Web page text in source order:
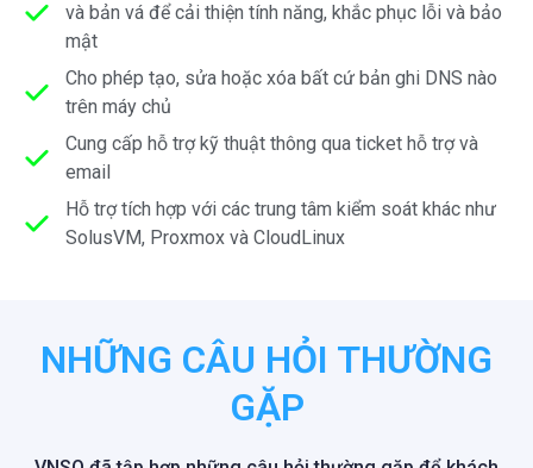
và bản vá để cải thiện tính năng, khắc phục lỗi và bảo
mật
Cho phép tạo, sửa hoặc xóa bất cứ bản ghi DNS nào
trên máy chủ
Cung cấp hỗ trợ kỹ thuật thông qua ticket hỗ trợ và
email
Hỗ trợ tích hợp với các trung tâm kiểm soát khác như
SolusVM, Proxmox và CloudLinux
NHỮNG CÂU HỎI THƯỜNG
GẶP